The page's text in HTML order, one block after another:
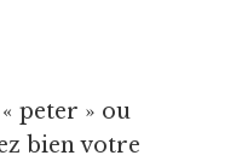
peter » ou
bien votre